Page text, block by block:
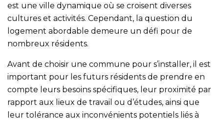
est une ville dynamique où se croisent diverses
cultures et activités. Cependant, la question du
logement abordable demeure un défi pour de
nombreux résidents.
Avant de choisir une commune pour s’installer, il est
important pour les futurs résidents de prendre en
compte leurs besoins spécifiques, leur proximité par
rapport aux lieux de travail ou d’études, ainsi que
leur tolérance aux inconvénients potentiels liés à